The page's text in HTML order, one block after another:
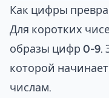
Как цифры
Для коротких
образы цифр 0-9
которой
числам.